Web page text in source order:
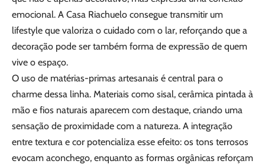
emocional. A Casa Riachuelo consegue transmitir um
lifestyle que valoriza o cuidado com o lar, reforçando que a
decoração pode ser também forma de expressão de quem
vive o espaço.
O uso de matérias-primas artesanais é central para o
charme dessa linha. Materiais como sisal, cerâmica pintada à
mão e fios naturais aparecem com destaque, criando uma
sensação de proximidade com a natureza. A integração
entre textura e cor potencializa esse efeito: os tons terrosos
evocam aconchego, enquanto as formas orgânicas reforçam